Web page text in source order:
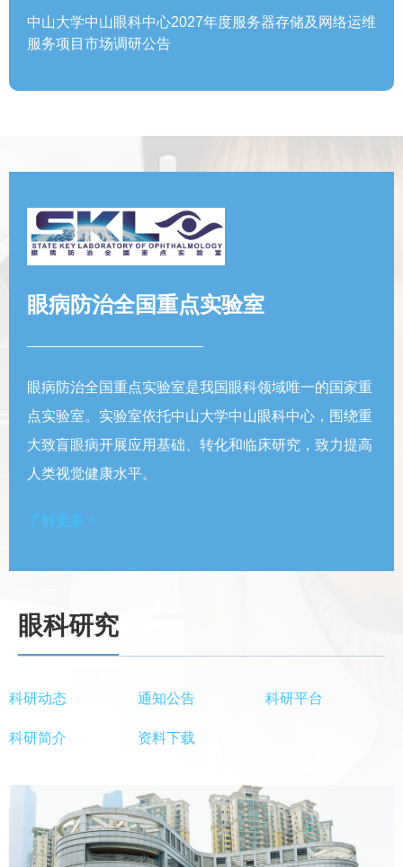
中山大学中山眼科中心2027年度服务器存储及网络运维
服务项目市场调研公告
眼病防治全国重点实验室
眼病防治全国重点实验室是我国眼科领域唯一的国家重
点实验室。实验室依托中山大学中山眼科中心，围绕重
大致盲眼病开展应用基础、转化和临床研究，致力提高
人类视觉健康水平。
了解更多 >
眼科研究
科研动态 通知公告 科研平台
科研简介 资料下载